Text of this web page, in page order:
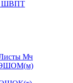
ШВПТ
Мч